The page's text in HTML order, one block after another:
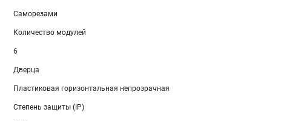
Саморезами
Количество модулей
6
Дверца
Пластиковая горизонтальная непрозрачная
Степень защиты (IP)